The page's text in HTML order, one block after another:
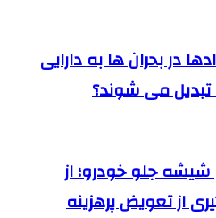
در بحران ها به دارایی
تبدیل می شوند؟
شیشه جلو خودرو؛ از
از تعویض پرهزینه